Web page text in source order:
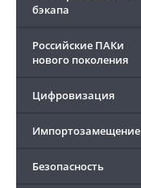
бэкапа
Российские ПАКи
нового поколения
Цифровизация
Импортозамещение
Безопасность